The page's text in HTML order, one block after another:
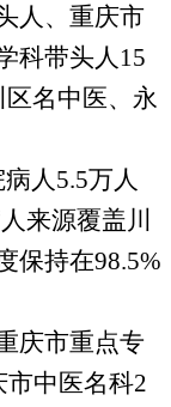
人、重庆市
科带头人15
名中医、永
人5.5万人
来源覆盖川
保持在98.5%
庆市重点专
市中医名科2